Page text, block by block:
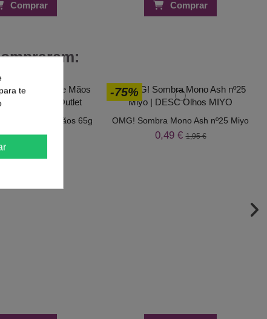
Comprar Comprar
de Mãos 65g
€
-75%
OMG! Sombra Mono Ash nº25 Miyo
0,49 €1,95 €
te